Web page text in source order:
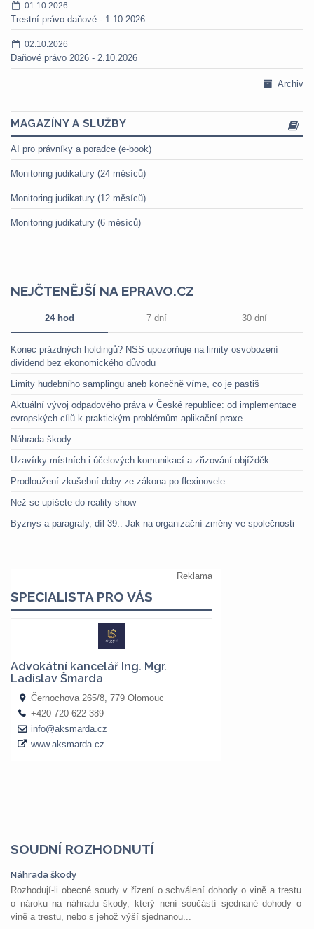
01.10.2026
Trestní právo daňové - 1.10.2026
02.10.2026
Daňové právo 2026 - 2.10.2026
Archiv
MAGAZÍNY A SLUŽBY
AI pro právníky a poradce (e-book)
Monitoring judikatury (24 měsíců)
Monitoring judikatury (12 měsíců)
Monitoring judikatury (6 měsíců)
NEJČTENĚJŠÍ NA EPRAVO.CZ
24 hod 7 dní 30 dní
Konec prázdných holdingů? NSS upozorňuje na limity osvobození
dividend bez ekonomického důvodu
Limity hudebního samplingu aneb konečně víme, co je pastiš
Aktuální vývoj odpadového práva v České republice: od implementace
evropských cílů k praktickým problémům aplikační praxe
Náhrada škody
Uzavírky místních i účelových komunikací a zřizování objížděk
Prodloužení zkušební doby ze zákona po flexinovele
Než se upíšete do reality show
Byznys a paragrafy, díl 39.: Jak na organizační změny ve společnosti
SOUDNÍ ROZHODNUTÍ
Náhrada škody
Rozhodují-li obecné soudy v řízení o schválení dohody o vině a trestu
o nároku na náhradu škody, který není součástí sjednané dohody o
vině a trestu, nebo s jehož výší sjednanou...